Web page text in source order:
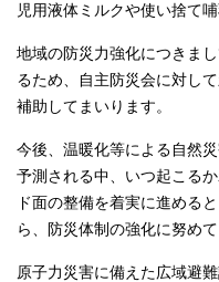
児用液体ミルクや使い捨て
地域の防災力強化につきま
るため、自主防災会に対し
補助してまいります。
今後、温暖化等による自然
予測される中、いつ起こる
ド面の整備を着実に進める
ら、防災体制の強化に努めて
原子力災害に備えた広域避